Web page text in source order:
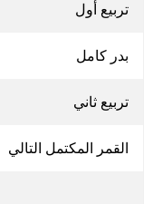
تربيع أول
بدر كامل
تربيع ثاني
القمر المكتمل التالي